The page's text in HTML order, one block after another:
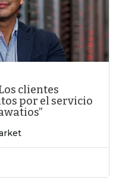
clientes
por el servicio